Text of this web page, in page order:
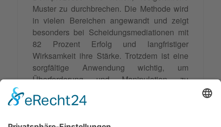
Muster zu durchbrechen. Die Methode wird
in vielen Bereichen angewandt und zeigt
besonders bei Scheidungsmediationen mit
82 Prozent Erfolg und langfristiger
Wirksamkeit ihre Stärke. Trotzdem ist eine
sorgfältige Anwendung wichtig, um
Überforderung undManipulationzu
Deutschland zeigt mit einer Präferenz von